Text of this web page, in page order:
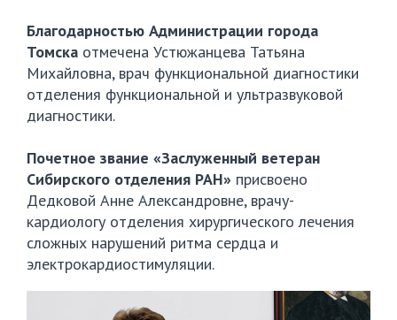
Благодарностью Администрации города
Томска отмечена Устюжанцева Татьяна
Михайловна, врач функциональной диагностики
отделения функциональной и ультразвуковой
диагностики.
Почетное звание «Заслуженный ветеран
Сибирского отделения РАН» присвоено
Дедковой Анне Александровне, врачу-
кардиологу отделения хирургического лечения
сложных нарушений ритма сердца и
электрокардиостимуляции.